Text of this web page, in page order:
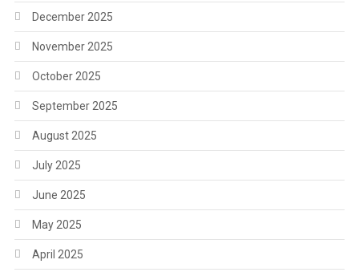
December 2025
November 2025
October 2025
September 2025
August 2025
July 2025
June 2025
May 2025
April 2025